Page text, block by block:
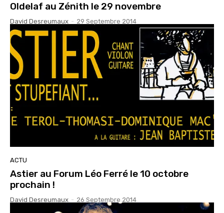
Oldelaf au Zénith le 29 novembre
David Desreumaux - 29 Septembre 2014
ACTU
Astier au Forum Léo Ferré le 10 octobre
prochain !
David Desreumaux - 26 Septembre 2014